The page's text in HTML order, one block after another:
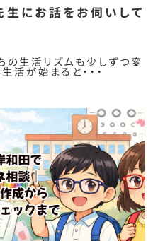
にお話をお伺いして
の生活リズムも少しずつ変
活が始まると・・・